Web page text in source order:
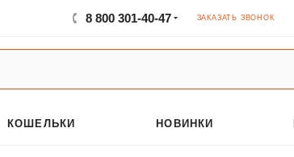
8 800 301-40-47 ЗАКАЗАТЬ ЗВОНОК
КОШЕЛЬКИ НОВИНКИ